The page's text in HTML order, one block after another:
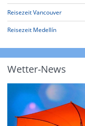
Reisezeit Vancouver
Reisezeit Medellín
Wetter-News